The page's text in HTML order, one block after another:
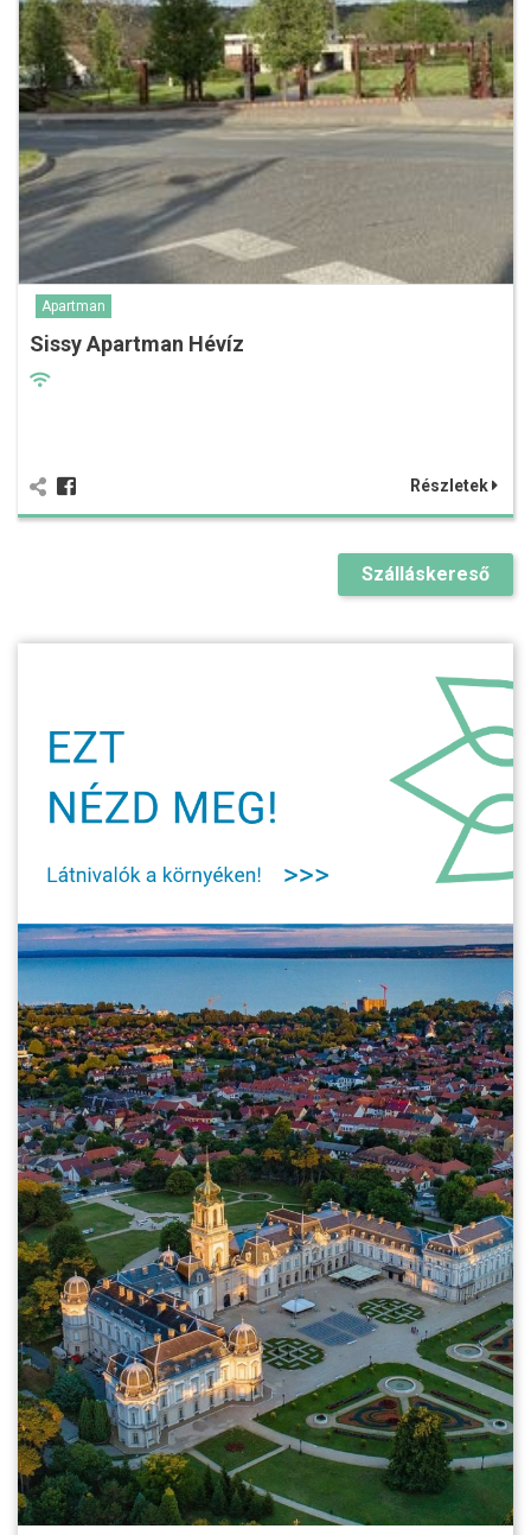
Apartman
Sissy Apartman Hévíz
Részletek
Szálláskereső